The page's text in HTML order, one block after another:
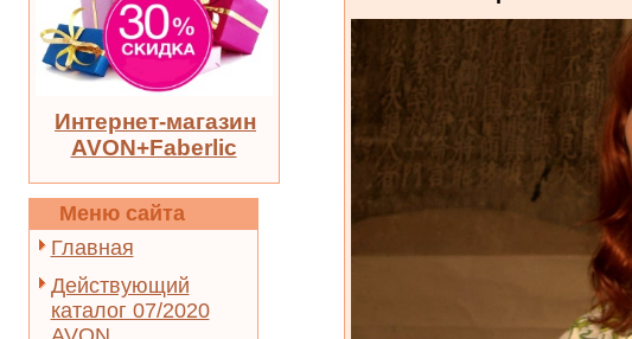
Интернет-магазин
AVON+Faberlic
Меню сайта
Главная
Действующий
каталог 07/2020